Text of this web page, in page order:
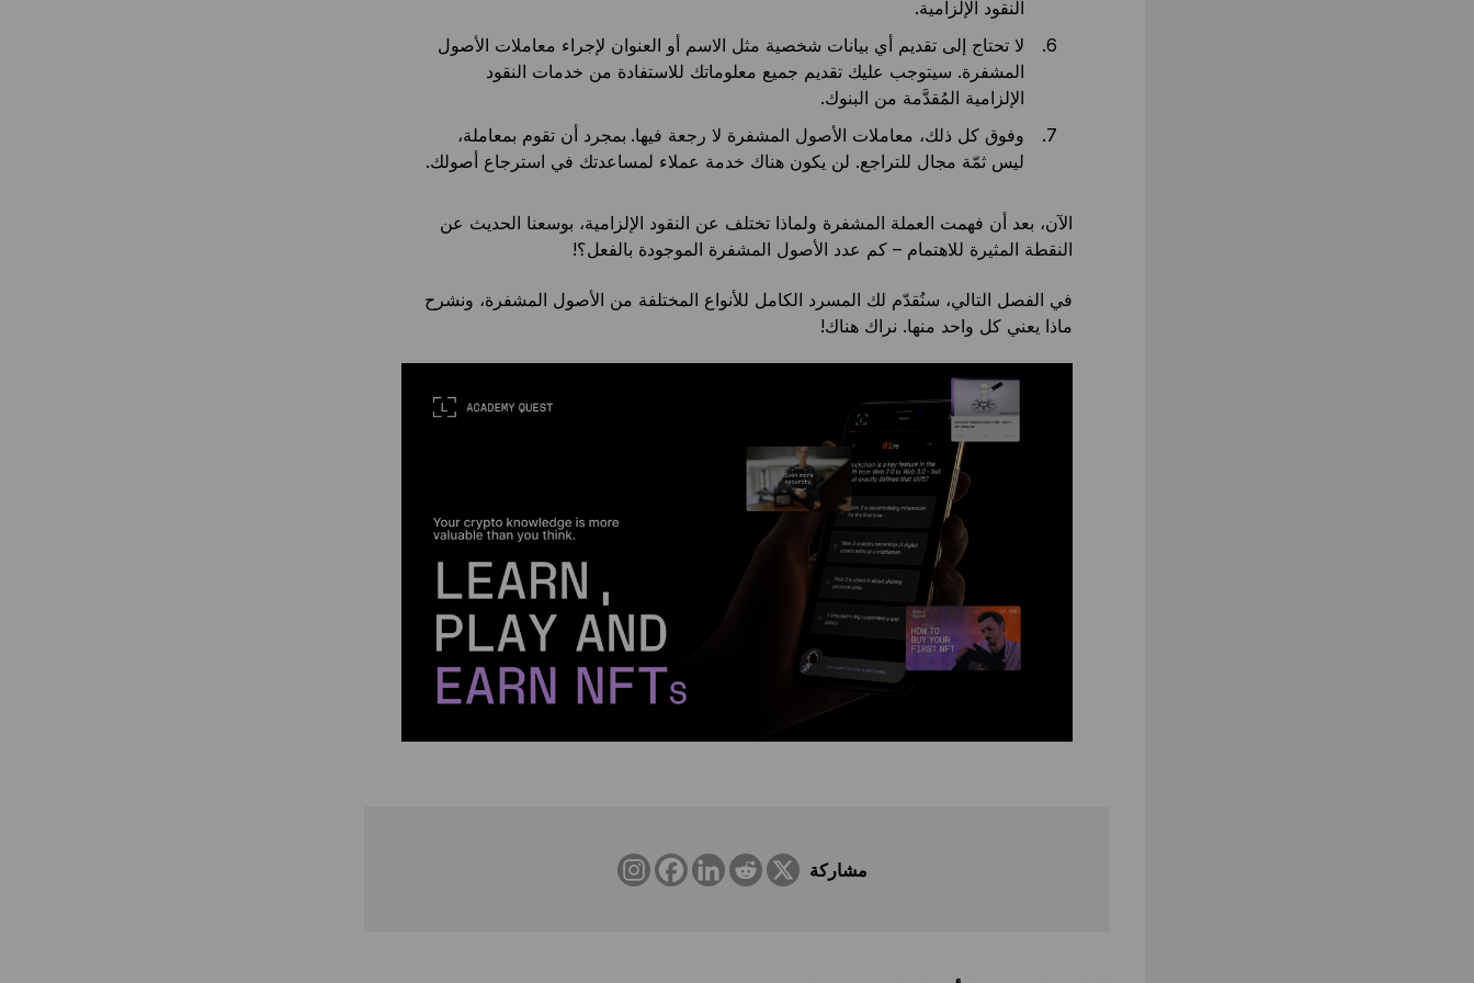
النقود الإلزامية.
لا تحتاج إلى تقديم أي بيانات شخصية مثل الاسم أو العنوان لإجراء معاملات الأصول
المشفرة. سيتوجب عليك تقديم جميع معلوماتك للاستفادة من خدمات النقود
الإلزامية المُقدَّمة من البنوك.
وفوق كل ذلك، معاملات الأصول المشفرة لا رجعة فيها. بمجرد أن تقوم بمعاملة،
ليس ثمّة مجال للتراجع. لن يكون هناك خدمة عملاء لمساعدتك في استرجاع أصولك.
الآن، بعد أن فهمت العملة المشفرة ولماذا تختلف عن النقود الإلزامية، بوسعنا الحديث عن
النقطة المثيرة للاهتمام – كم عدد الأصول المشفرة الموجودة بالفعل؟!
في الفصل التالي، سنُقدّم لك المسرد الكامل للأنواع المختلفة من الأصول المشفرة، ونشرح
ماذا يعني كل واحد منها. نراك هناك!
مشاركة